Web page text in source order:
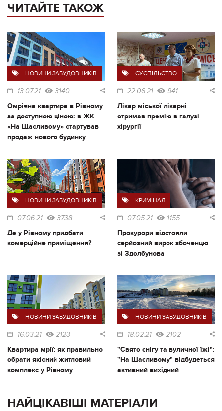
ЧИТАЙТЕ ТАКОЖ
НОВИНИ ЗАБУДОВНИКІВ
13.07.21 3140
Омріяна квартира в Рівному
за доступною ціною: в ЖК
«На Щасливому» стартував
продаж нового будинку
СУСПІЛЬСТВО
22.06.21 941
Лікар міської лікарні
отримав премію в галузі
хірургії
НОВИНИ ЗАБУДОВНИКІВ
07.06.21 3738
Де у Рівному придбати
комерційне приміщення?
КРИМІНАЛ
07.05.21 1155
Прокурори відстояли
серйозний вирок збоченцю
зі Здолбунова
НОВИНИ ЗАБУДОВНИКІВ
16.03.21 2123
Квартира мрії: як правильно
обрати якісний житловий
комплекс у Рівному
НОВИНИ ЗАБУДОВНИКІВ
18.02.21 2102
"Свято снігу та вуличної їжі":
"На Щасливому" відбудеться
активний вихідний
НАЙЦІКАВІШІ МАТЕРІАЛИ